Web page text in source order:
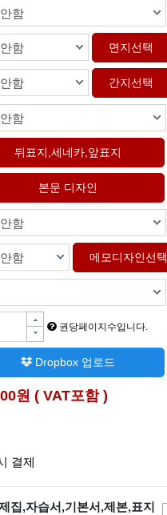
함
함
함
함
함
함 메모디자인선택
권당페이지수입니다.
Dropbox 업로드
원 ( VAT포함 )
결제
집,자습서,기본서,제본,표지